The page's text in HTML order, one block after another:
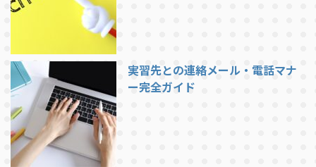
実習先との連絡メール・電話マナ
ー完全ガイド